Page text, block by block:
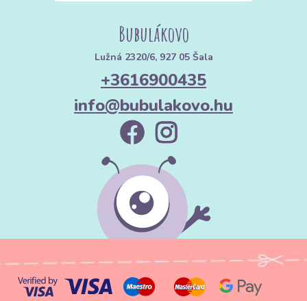
Bubulákovo
Lužná 2320/6, 927 05 Šala
+3616900435
info@bubulakovo.hu